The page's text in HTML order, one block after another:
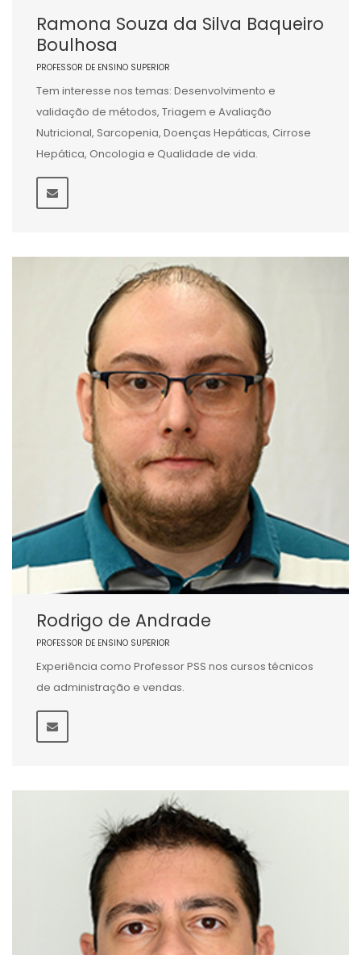
Ramona Souza da Silva Baqueiro
Boulhosa
PROFESSOR DE ENSINO SUPERIOR
Tem interesse nos temas: Desenvolvimento e
validação de métodos, Triagem e Avaliação
Nutricional, Sarcopenia, Doenças Hepáticas, Cirrose
Hepática, Oncologia e Qualidade de vida.
Rodrigo de Andrade
PROFESSOR DE ENSINO SUPERIOR
Experiência como Professor PSS nos cursos técnicos
de administração e vendas.